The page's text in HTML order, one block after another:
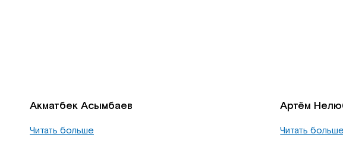
Акматбек Асымбаев
Читать больше
Артём
Читать больше